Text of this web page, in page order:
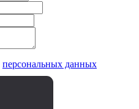
персональных данных